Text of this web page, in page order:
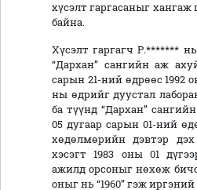
хүсэлт гаргасаныг
байна.
Хүсэлт гаргагч Р.*******
“Дархан” сангийн аж
сарын 21-ний өдрөөс 1992
ны өдрийг дуустал
ба түүнд “Дархан”
05 дугаар сарын 01-ний
хөдөлмөрийн дэвтэр
хэсэгт 1983 оны 01
ажилд орсоныг нөхөж
оныг нь “1960” гэж